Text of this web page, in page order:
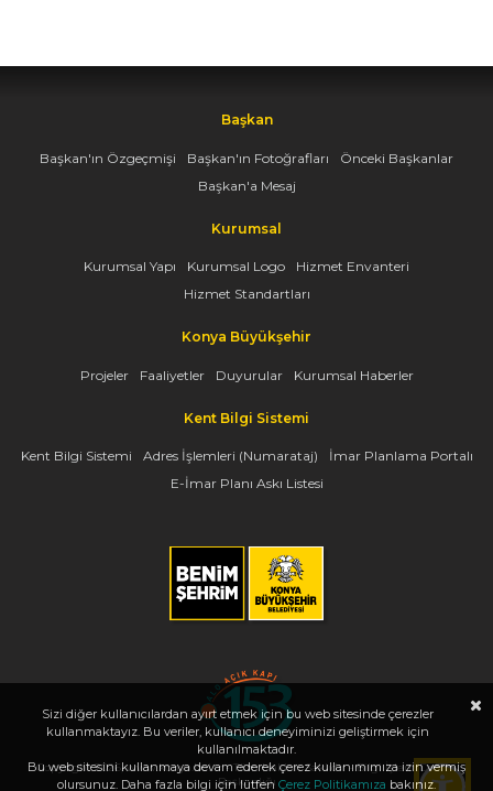
Başkan
Başkan'ın Özgeçmişi Başkan'ın Fotoğrafları
Önceki Başkanlar
Başkan'a Mesaj
Kurumsal
Kurumsal Yapı Kurumsal Logo
Hizmet Envanteri
Hizmet Standartları
Konya Büyükşehir
Projeler Faaliyetler Duyurular Kurumsal Haberler
Kent Bilgi Sistemi
Kent Bilgi Sistemi Adres İşlemleri (Numarataj)
İmar Planlama Portalı
E-İmar Planı Askı Listesi
Copyright 2026, www.konya.bel.tr - Tüm Hakları Saklıdır - Bilgi İşlem Dairesi
Başkanlığı
Sizi diğer kullanıcılardan ayırt etmek için bu web sitesinde çerezler
kullanmaktayız. Bu veriler, kullanıcı deneyiminizi geliştirmek için
kullanılmaktadır.
Bu web sitesini kullanmaya devam ederek çerez kullanımımıza izin vermiş
olursunuz. Daha fazla bilgi için lütfen Çerez Politikamıza bakınız.